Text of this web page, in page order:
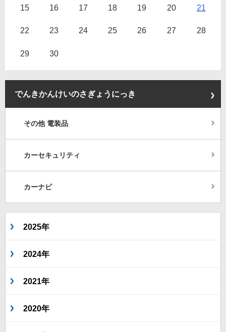
15 16 17 18 19 20 21
22 23 24 25 26 27 28
29 30
でんきかんけいのさぎょうにっき
その他 電装品
カーセキュリティ
カーナビ
2025年
2024年
2021年
2020年